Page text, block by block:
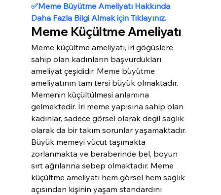
✅Meme Büyütme Ameliyatı Hakkında
Daha Fazla Bilgi Almak için Tıklayınız.
Meme Küçültme Ameliyatı
Meme küçültme ameliyatı, iri göğüslere
sahip olan kadınların başvurdukları
ameliyat çeşididir. Meme büyütme
ameliyatının tam tersi büyük olmaktadır.
Memenin küçültülmesi anlamına
gelmektedir. İri meme yapısına sahip olan
kadınlar, sadece görsel olarak değil sağlık
olarak da bir takım sorunlar yaşamaktadır.
Büyük memeyi vücut taşımakta
zorlanmakta ve beraberinde bel, boyun
sırt ağrılarına sebep olmaktadır. Meme
küçültme ameliyatı hem görsel hem sağlık
açısından kişinin yaşam standardını